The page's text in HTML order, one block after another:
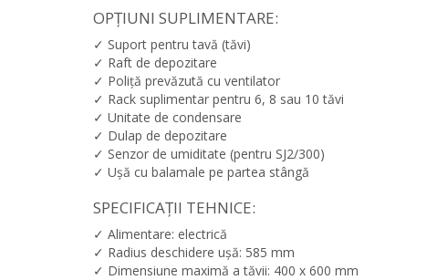
OPȚIUNI SUPLIMENTARE:
✓ Suport pentru tavă (tăvi)
✓ Raft de depozitare
✓ Poliță prevăzută cu ventilator
✓ Rack suplimentar pentru 6, 8 sau 10 tăvi
✓ Unitate de condensare
✓ Dulap de depozitare
✓ Senzor de umiditate (pentru SJ2/300)
✓ Ușă cu balamale pe partea stângă
SPECIFICAȚII TEHNICE:
✓ Alimentare: electrică
✓ Radius deschidere ușă: 585 mm
✓ Dimensiune maximă a tăvii: 400 x 600 mm